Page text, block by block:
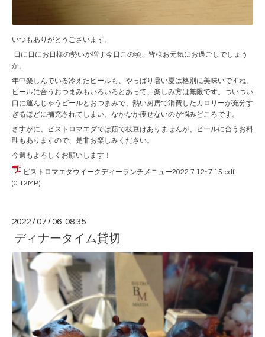
いつもありがとうございます。
日に日にお日様の勢いが増す今日この頃、皆様お元気にお過ごしでしょう
か。
年中楽しんでいる冷えたビールも、やっぱり暑い夏は格別に美味いですね。
ビールに合うおつまみもいろいろとあって、楽しみ方は無限です。ついつい
口に運んじゃうビールとおつまみで、熱い厨房で消費したカロリーが充分す
ぎるほどに補充されてしまい、なかなか痩せないのが悩みどころです。
さすがに、ビストロマエダでは茹で枝豆はありませんが、ビールに合うお料
理もありますので、是非お楽しみください。
今週もよろしくお願いします！
ビストロマエダウイークディーランチメニュー2022.7.12~7.15.pdf
(0.12MB)
2022 /07 /06 08:35
ディナータイム貸切